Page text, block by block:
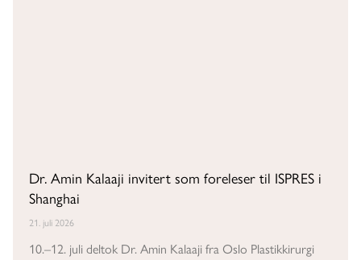
Dr. Amin Kalaaji invitert som foreleser til ISPRES i
Shanghai
21. juli 2026
10.–12. juli deltok Dr. Amin Kalaaji fra Oslo Plastikkirurgi